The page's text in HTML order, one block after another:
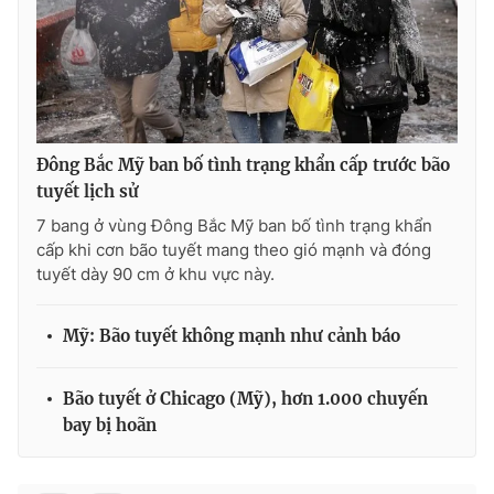
THỜI BÁO VTV
Cơ quan chủ quản: Đài Truyền hình Việt Nam
Giấy phép hoạt động báo in và báo điện tử số 483/GP-BTTTT
Tổng Biên tập:Vũ Thanh Thủy
Phó Tổng Biên tập:
Đông Bắc Mỹ ban bố tình trạng khẩn cấp trước bão
tuyết lịch sử
7 bang ở vùng Đông Bắc Mỹ ban bố tình trạng khẩn
cấp khi cơn bão tuyết mang theo gió mạnh và đóng
tuyết dày 90 cm ở khu vực này.
Mỹ: Bão tuyết không mạnh như cảnh báo
Bão tuyết ở Chicago (Mỹ), hơn 1.000 chuyến
bay bị hoãn